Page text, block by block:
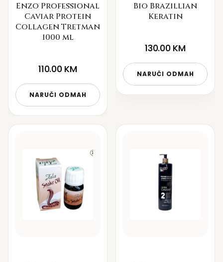
Enzo Professional
Caviar Protein
Collagen Tretman
1000 ml
110.00 KM
NARUČI ODMAH
Bio Brazillian
Keratin
130.00 KM
NARUČI ODMAH